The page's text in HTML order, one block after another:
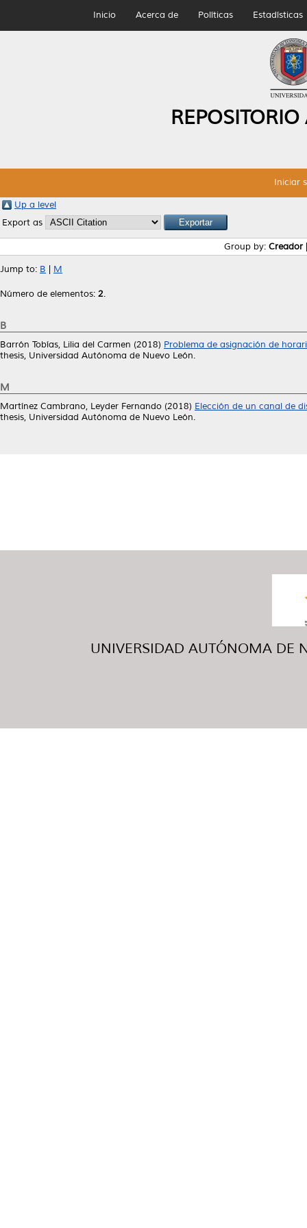
Inicio Acerca de Políticas Estadísticas
Iniciar
Up a level
Export as
Group by: Creador
Jump to: B M
Número de elementos: 2.
B
Barrón Tobías, Lilia del Carmen (2018) Problema de asignación de
thesis, Universidad Autónoma de Nuevo León.
M
Martínez Cambrano, Leyder Fernando (2018) Elección de un canal de
thesis, Universidad Autónoma de Nuevo León.
UNIVERSIDAD AUTÓNOMA DE